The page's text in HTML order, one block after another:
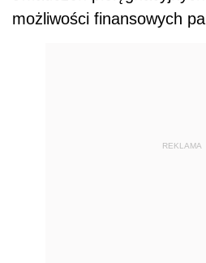
możliwości finansowych
REKLAMA